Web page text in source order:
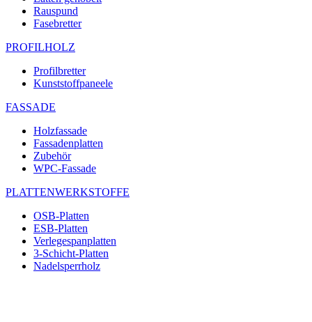
Rauspund
Fasebretter
PROFILHOLZ
Profilbretter
Kunststoffpaneele
FASSADE
Holzfassade
Fassadenplatten
Zubehör
WPC-Fassade
PLATTENWERKSTOFFE
OSB-Platten
ESB-Platten
Verlegespanplatten
3-Schicht-Platten
Nadelsperrholz